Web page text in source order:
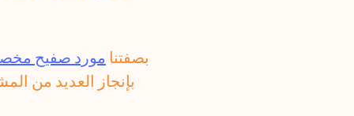
بصفتنامورد صفيح
بإنجاز العديد من